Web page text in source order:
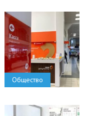
Общество